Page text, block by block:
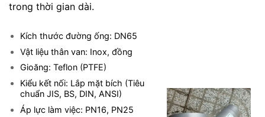
trong thời gian dài.
Kích thước đường ống: DN65
Vật liệu thân van: Inox, đồng
Gioăng: Teflon (PTFE)
Kiểu kết nối: Lắp mặt bích (Tiêu
chuẩn JIS, BS, DIN, ANSI)
Áp lực làm việc: PN16, PN25